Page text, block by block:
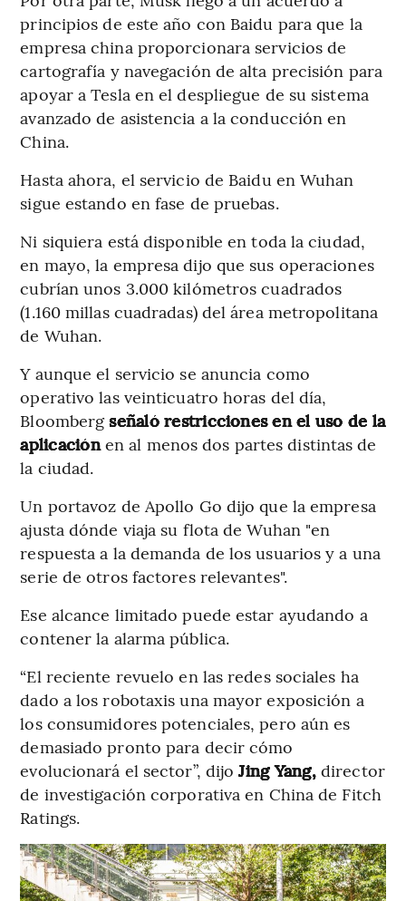
principios de este año con Baidu para que la
empresa china proporcionara servicios de
cartografía y navegación de alta precisión para
apoyar a Tesla en el despliegue de su sistema
avanzado de asistencia a la conducción en
China.
Hasta ahora, el servicio de Baidu en Wuhan
sigue estando en fase de pruebas.
Ni siquiera está disponible en toda la ciudad,
en mayo, la empresa dijo que sus operaciones
cubrían unos 3.000 kilómetros cuadrados
(1.160 millas cuadradas) del área metropolitana
de Wuhan.
Y aunque el servicio se anuncia como
operativo las veinticuatro horas del día,
Bloombergseñaló restricciones en el uso de la
aplicaciónen al menos dos partes distintas de
la ciudad.
Un portavoz de Apollo Go dijo que la empresa
ajusta dónde viaja su flota de Wuhan "en
respuesta a la demanda de los usuarios y a una
serie de otros factores relevantes".
Ese alcance limitado puede estar ayudando a
contener la alarma pública.
“El reciente revuelo en las redes sociales ha
dado a los robotaxis una mayor exposición a
los consumidores potenciales, pero aún es
demasiado pronto para decir cómo
evolucionará el sector”, dijoJing Yang,director
de investigación corporativa en China de Fitch
Ratings.